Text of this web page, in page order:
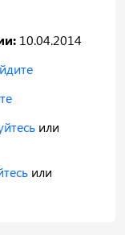
10.04.2014
или
или